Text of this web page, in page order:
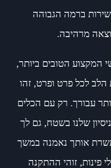
ברמה הגבוהה
מרהיבה.
המקצוע הטובים ביותר,
לכל פרט ופרט, זהו
עבורך. רק עם הכלים
שלנו בשטח, גם לך
אותך נאמנה במשך
פינות, זוהי ההתקנה